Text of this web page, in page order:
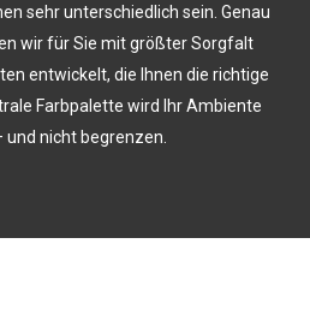
sehr unterschiedlich sein. Genau
wir für Sie mit größter Sorgfalt
entwickelt, die Ihnen die richtige
Farbpalette wird Ihr Ambiente
nicht begrenzen.